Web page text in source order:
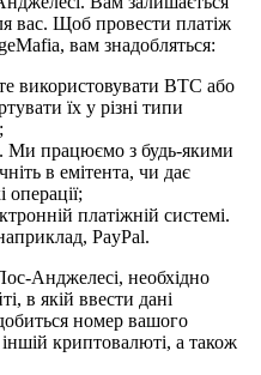
вас. Щоб провести платіж
вам знадобляться:
використовувати BTC або
їх у різні типи
Ми працюємо з будь-якими
в емітента, чи дає
платіжній системі.
PayPal.
Анджелесі, необхідно
в якій ввести дані
номер вашого
криптовалюті, а також